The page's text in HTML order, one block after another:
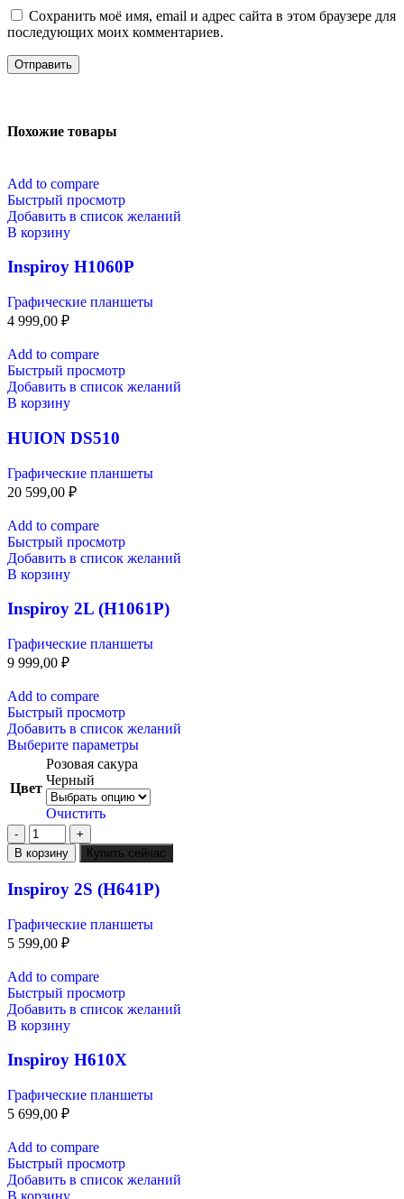
Сохранить моё имя, email и адрес сайта в этом браузере для
последующих моих комментариев.
Похожие товары
Add to compare
Быстрый просмотр
Добавить в список желаний
В корзину
Inspiroy H1060P
Графические планшеты
4 999,00 ₽
Add to compare
Быстрый просмотр
Добавить в список желаний
В корзину
HUION DS510
Графические планшеты
20 599,00 ₽
Add to compare
Быстрый просмотр
Добавить в список желаний
В корзину
Inspiroy 2L (H1061P)
Графические планшеты
9 999,00 ₽
Add to compare
Быстрый просмотр
Добавить в список желаний
Выберите параметры
Цвет
Розовая сакура
Черный
Очистить
В корзину Купить сейчас
Inspiroy 2S (H641P)
Графические планшеты
5 599,00 ₽
Add to compare
Быстрый просмотр
Добавить в список желаний
В корзину
Inspiroy H610X
Графические планшеты
5 699,00 ₽
Add to compare
Быстрый просмотр
Добавить в список желаний
В корзину